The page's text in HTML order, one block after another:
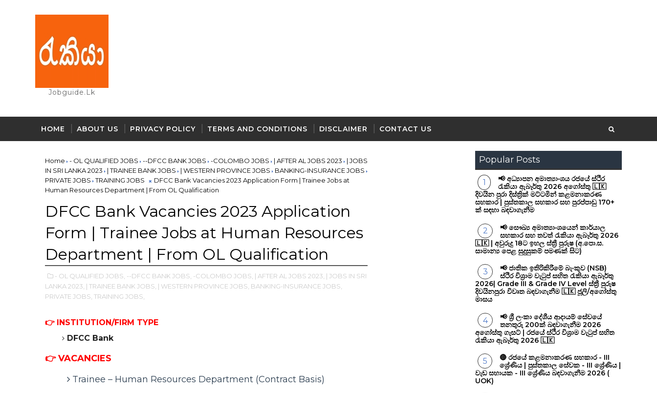
Jobguide.lk
HOME ABOUT US PRIVACY POLICY TERMS AND CONDITIONS DISCLAIMER CONTACT US
Home - OL QUALIFIED JOBS --DFCC BANK JOBS -COLOMBO JOBS | AFTER AL JOBS 2023
| JOBS
IN SRI LANKA 2023
| TRAINEE BANK JOBS | WESTERN PROVINCE JOBS
BANKING-INSURANCE JOBS
PRIVATE JOBS
TRAINING JOBS
DFCC Bank Vacancies 2023 Application Form | Trainee Jobs at
Human Resources Department | From OL Qualification
DFCC Bank Vacancies 2023 Application
Form | Trainee Jobs at Human Resources
Department | From OL Qualification
- OL QUALIFIED JOBS, --DFCC BANK JOBS, -COLOMBO JOBS, | AFTER AL JOBS 2023, | JOBS IN SRI
LANKA 2023, | TRAINEE BANK JOBS, | WESTERN PROVINCE JOBS, BANKING-INSURANCE JOBS,
PRIVATE JOBS, TRAINING JOBS,
👉 INSTITUTION/FIRM TYPE
DFCC Bank
👉 VACANCIES
Trainee – Human Resources Department (Contract Basis)
Popular Posts
📢 අධ්‍යාපන අමාත්‍යාංශය රජයේ ස්ථිර
රැකියා ඇබෑර්තු 2026 අගෝස්තු 🇱🇰
දිවයින පුරා දිස්ත්‍රික් මට්ටමින් කළමනාකරණ
සහකාර | පුස්තකාල සහකාර සහ පුරප්පාඩු 170+
ක් සඳහා බඳවාගැනීම
📢 සෞඛ්‍ය අමාත්‍යාංශයෙන් කාර්යාල
සහකාර සහ තවත් රැකියා ඇබෑර්තු 2026
🇱🇰 | අවුරුදු 18ට ඉහල ස්ත්‍රී පුරුෂ (අ.පො.ස.
සාමාන්‍ය පෙළ සුදුසුකම් පමණක් සිට)
📢 ජාතික ඉතිරිකිරීමේ බැංකුව (NSB)
ස්ථිර විශ්‍රාම වැටුප් සහිත රැකියා ඇබෑර්තු
2026| Grade III & Grade IV Level ස්ත්‍රී පුරුෂ
දිවයිනපුරා විවෘත බඳවාගැනීම 🇱🇰 ජූලි/අගෝස්තු
මාසය
📢 ශ්‍රී ලංකා දේශීය ආදායම් සේවයේ
තනතුරු 200ක් බඳවාගැනීම 2026
අගෝස්තු ගැසට් | රජයේ ස්ථිර විශ්‍රාම වැටුප් සහිත
රැකියා ඇබෑර්තු 2026 🇱🇰
🔴 රජයේ කළමනාකරණ සහකාර - III
ශ්‍රේණිය | පුස්තකාල සේවක - III ශ්‍රේණිය |
වැඩ සහායක - III ශ්‍රේණිය බඳවාගැනීම 2026 (
UOK)